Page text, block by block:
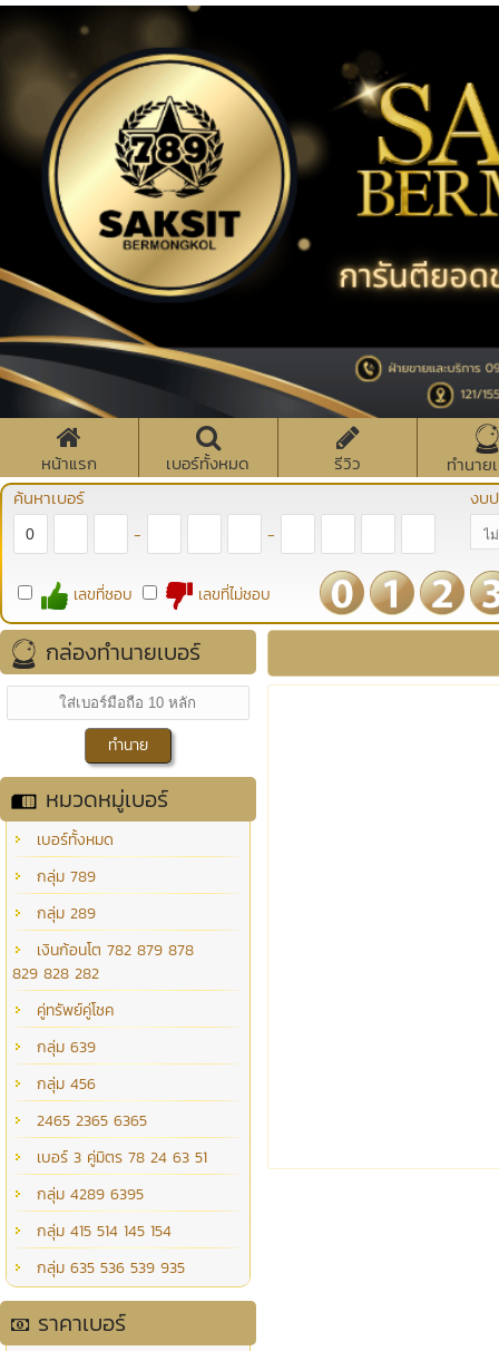
หน้าแรก เบอร์ทั้งหมด รีวิว
ทำนาย
ค้นหาเบอร์
- -
งบ
เลขที่ชอบ เลขที่ไม่ชอบ
กล่องทำนายเบอร์
หมวดหมู่เบอร์
เบอร์ทั้งหมด
กลุ่ม 789
กลุ่ม 289
เงินก้อนโต 782 879 878
829 828 282
คู่ทรัพย์คู่โชค
กลุ่ม 639
กลุ่ม 456
2465 2365 6365
เบอร์ 3 คู่มิตร 78 24 63 51
กลุ่ม 4289 6395
กลุ่ม 415 514 145 154
กลุ่ม 635 536 539 935
ราคาเบอร์